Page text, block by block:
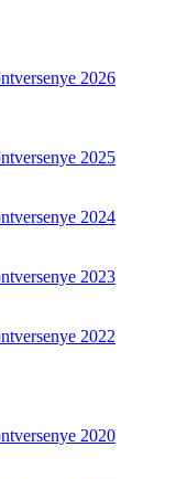
2026
2025
2024
2023
2022
2020